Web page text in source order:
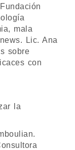
mala
Lic. Ana
sobre
con
la